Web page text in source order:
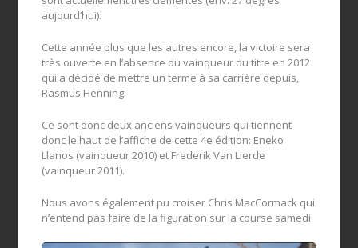
aujourd’hui).
Cette année plus que les autres encore, la victoire sera
très ouverte en l’absence du vainqueur du titre en 2012
qui a décidé de mettre un terme à sa carrière depuis,
Rasmus Henning.
Ce sont donc deux anciens vainqueurs qui tiennent
donc le haut de l’affiche de cette 4e édition: Eneko
Llanos (vainqueur 2010) et Frederik Van Lierde
(vainqueur 2011).
Nous avons également pu croiser Chris MacCormack qui
n’entend pas faire de la figuration sur la course samedi.